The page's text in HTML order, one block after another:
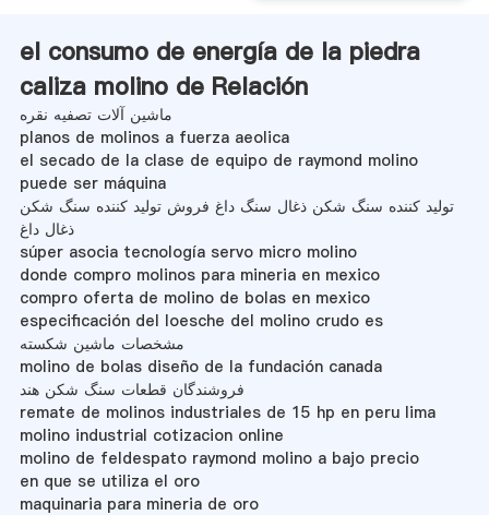
el consumo de energía de la piedra
caliza molino de Relación
ماشین آلات تصفیه نقره
planos de molinos a fuerza aeolica
el secado de la clase de equipo de raymond molino
puede ser máquina
تولید کننده سنگ شکن ذغال سنگ داغ فروش تولید کننده سنگ شکن
ذغال داغ
súper asocia tecnología servo micro molino
donde compro molinos para mineria en mexico
compro oferta de molino de bolas en mexico
especificación del loesche del molino crudo es
مشخصات ماشین شکسته
molino de bolas diseño de la fundación canada
فروشندگان قطعات سنگ شکن هند
remate de molinos industriales de 15 hp en peru lima
molino industrial cotizacion online
molino de feldespato raymond molino a bajo precio
en que se utiliza el oro
maquinaria para mineria de oro